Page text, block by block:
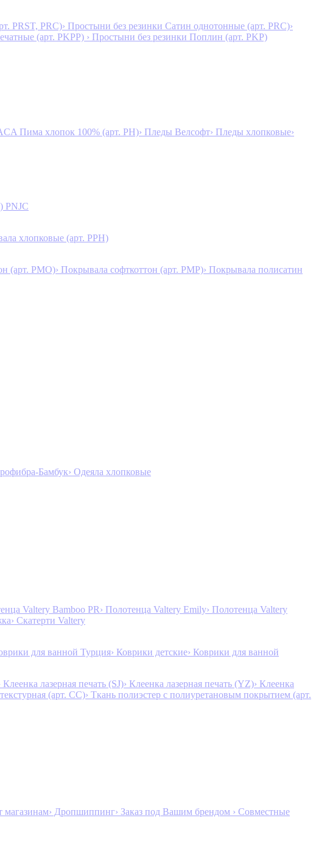
PRST, PRC)› Простыни без резинки Сатин однотонные (арт. PRC)›
(арт. PKPP) › Простыни без резинки Поплин (арт. PKP)
Пима хлопок 100% (арт. PH)› Пледы Велсофт› Пледы хлопковые›
PNJC
хлопковые (арт. PPH)
(арт. PMO)› Покрывала софткоттон (арт. PMP)› Покрывала полисатин
Бамбук› Одеяла хлопковые
Valtery Bamboo PR› Полотенца Valtery Emily› Полотенца Valtery
› Скатерти Valtery
для ванной Турция› Коврики детские› Коврики для ванной
Клеенка лазерная печать (SJ)› Клеенка лазерная печать (YZ)› Клеенка
(арт. CC)› Ткань полиэстер с полиуретановым покрытием (арт.
магазинам› Дропшиппинг› Заказ под Вашим брендом › Совместные